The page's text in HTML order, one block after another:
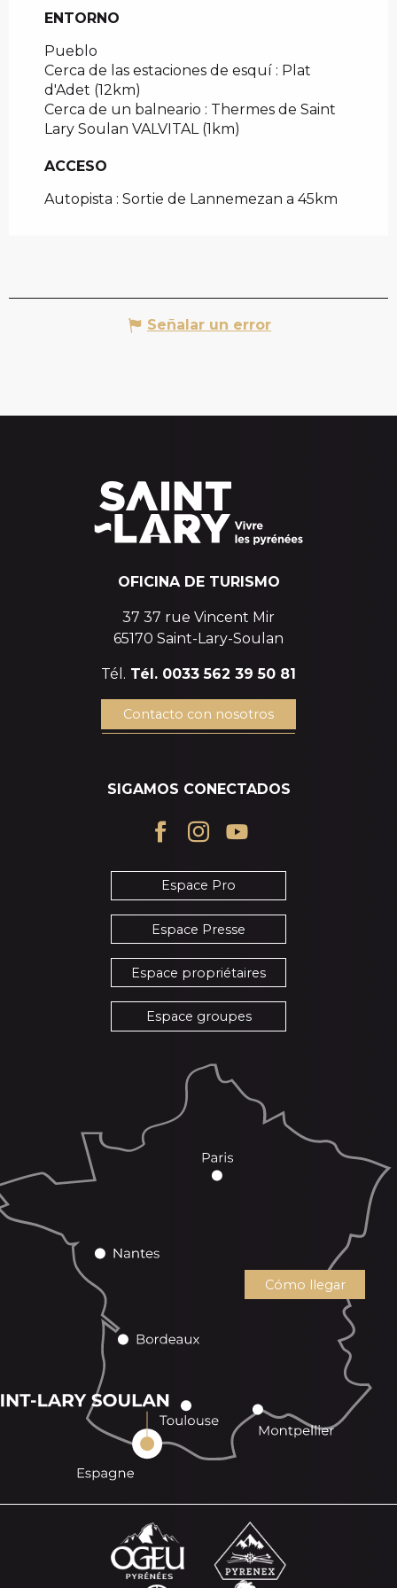
ENTORNO
ENTORNO
Pueblo
Cerca de las estaciones de esquí : Plat
d'Adet (12km)
Cerca de un balneario : Thermes de Saint
Lary Soulan VALVITAL (1km)
ACCESO
ACCESO
Autopista : Sortie de Lannemezan a 45km
Señalar un error
OFICINA DE TURISMO
37 37 rue Vincent Mir
65170 Saint-Lary-Soulan
Tél. Tél. 0033 562 39 50 81
Contacto con nosotros
SIGAMOS CONECTADOS
Espace Pro
Espace Presse
Espace propriétaires
Espace groupes
Cómo llegar